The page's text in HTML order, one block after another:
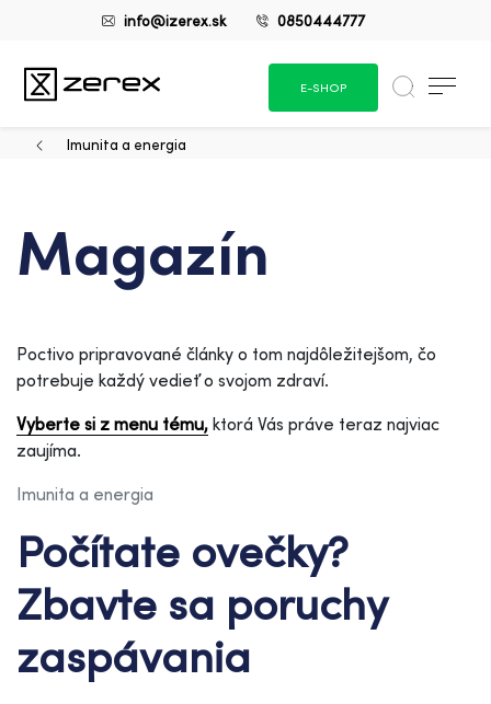
info@izerex.sk 0850444777
E-SHOP
Imunita a energia
Magazín
Poctivo pripravované články o tom najdôležitejšom, čo
potrebuje každý vedieť o svojom zdraví.
Vyberte si z menu tému, ktorá Vás práve teraz najviac
zaujíma.
Imunita a energia
Počítate ovečky?
Zbavte sa poruchy
zaspávania